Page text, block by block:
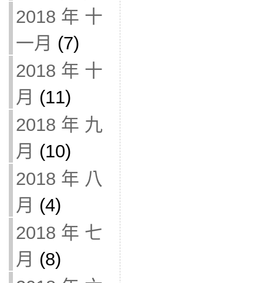
2018 年 十
一月 (7)
2018 年 十
月 (11)
2018 年 九
月 (10)
2018 年 八
月 (4)
2018 年 七
月 (8)